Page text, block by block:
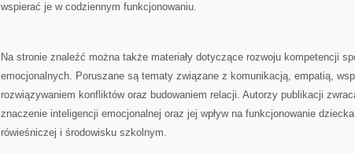
wspierać je w codziennym funkcjonowaniu.
Na stronie znaleźć można także materiały dotyczące rozwoju kompetencji
emocjonalnych. Poruszane są tematy związane z komunikacją, empatią,
rozwiązywaniem konfliktów oraz budowaniem relacji. Autorzy publikacji
znaczenie inteligencji emocjonalnej oraz jej wpływ na funkcjonowanie
rówieśniczej i środowisku szkolnym.